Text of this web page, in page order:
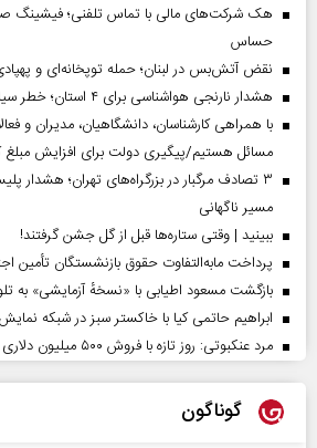
هک شرکت‌های مالی با تماس تلفنی؛ فیشینگ
حساس
نقض آتش‌بس در لبنان؛ حمله توپخانه‌ای و
هشدار نارنجی هواشناسی برای ۴ استان؛ خطر سیلاب و رعدوبرق در ارتفاعات
با همراهی کارشناسان، دانشگاهیان، مدیران و
مسائل هستیم/پیگیری دولت برای افزایش مبلغ
۳ تصادف مرگبار در بزرگراه‌های تهران؛ هشدار
مسیر ناگهانی
ببینید | وقتی ستاره‌ها قبل از گل جشن گرفتند!
پرداخت مابه‌التفاوت حقوق بازنشستگان تأمین
بازگشت مسعود اطیابی با «نسخهٔ آزمایشی» به
ابراهیم حاتمی کیا با خاکستر سبز در شبکه نمایش
مرد عنکبوتی: روز تازه با فروش ۵۰۰ میلیون دلاری در آمریکا رکوردشکنی کرد
گوناگون